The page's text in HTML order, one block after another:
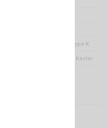
Tous les talky walky CRT et type K
Câble de liaison renforcé au Kevlar